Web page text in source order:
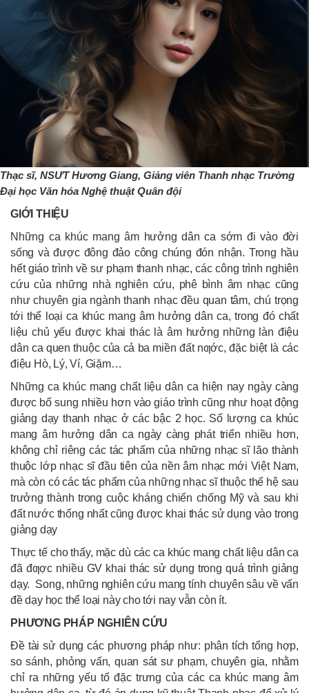
Thạc sĩ, NSƯT Hương Giang, Giảng viên Thanh nhạc Trường
Đại học Văn hóa Nghệ thuật Quân đội
GIỚI THIỆU
Những ca khúc mang âm hưởng dân ca sớm đi vào đời
sống và được đông đảo công chúng đón nhận. Trong hầu
hết giáo trình về sư phạm thanh nhạc, các công trình nghiên
cứu của những nhà nghiên cứu, phê bình âm nhạc cũng
như chuyên gia ngành thanh nhạc đều quan tâm, chú trọng
tới thể loại ca khúc mang âm hưởng dân ca, trong đó chất
liệu chủ yếu được khai thác là âm hưởng những làn điệu
dân ca quen thuộc của cả ba miền đất nƣớc, đặc biệt là các
điệu Hò, Lý, Ví, Giặm…
Những ca khúc mang chất liệu dân ca hiện nay ngày càng
được bổ sung nhiều hơn vào giáo trình cũng như hoạt động
giảng dạy thanh nhạc ở các bậc 2 học. Số lượng ca khúc
mang âm hưởng dân ca ngày càng phát triển nhiều hơn,
không chỉ riêng các tác phẩm của những nhạc sĩ lão thành
thuộc lớp nhạc sĩ đầu tiên của nền âm nhạc mới Việt Nam,
mà còn có các tác phẩm của những nhạc sĩ thuộc thế hệ sau
trưởng thành trong cuộc kháng chiến chống Mỹ và sau khi
đất nước thống nhất cũng được khai thác sử dụng vào trong
giảng dạy
Thực tế cho thấy, mặc dù các ca khúc mang chất liệu dân ca
đã đƣợc nhiều GV khai thác sử dụng trong quá trình giảng
dạy. Song, những nghiên cứu mang tính chuyên sâu về vấn
đề dạy học thể loại này cho tới nay vẫn còn ít.
PHƯƠNG PHÁP NGHIÊN CỨU
Đề tài sử dụng các phương pháp như: phân tích tổng hợp,
so sánh, phỏng vấn, quan sát sư phạm, chuyên gia, nhằm
chỉ ra những yếu tố đặc trưng của các ca khúc mang âm